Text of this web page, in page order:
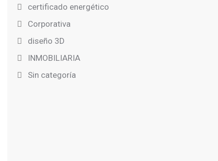
certificado energético
Corporativa
diseño 3D
INMOBILIARIA
Sin categoría